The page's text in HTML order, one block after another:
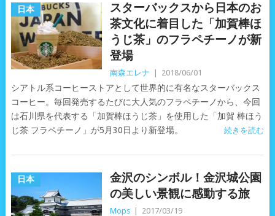
日本
スターバックスから日本のお
茶文化に着目した「加賀棒ほ
うじ茶」のフラペチーノが新
登場
南森エレナ 2018/06/01
シアトル系コーヒーストアとして世界的に有名なスターバックス
コーヒー。毎回発売するたびに大人気のフラペチーノから、今回
は石川県を代表する「加賀棒ほうじ茶」を使用した「加賀 棒ほう
じ茶 フラペチーノ」が5月30日より新登場。
続きを読む
日本
金沢のシンボル！金沢城公園
の美しい景観に感動する旅
Mops 2017/03/19